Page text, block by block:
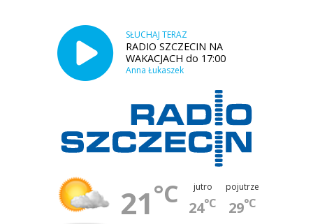
SŁUCHAJ TERAZ
RADIO SZCZECIN NA
WAKACJACH do 17:00
Anna Łukaszek
21°C jutro
24°C
pojutrze
29°C